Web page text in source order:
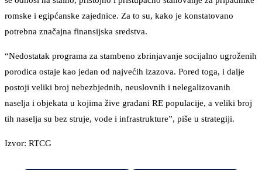
romske i egipćanske zajednice. Za to su, kako je konstatovano
potrebna značajna finansijska sredstva.
“Nedostatak programa za stambeno zbrinjavanje socijalno ugroženih
porodica ostaje kao jedan od najvećih izazova. Pored toga, i dalje
postoji veliki broj nebezbjednih, neuslovnih i nelegalizovanih
naselja i objekata u kojima žive građani RE populacije, a veliki broj
tih naselja su bez struje, vode i infrastrukture”, piše u strategiji.
Izvor: RTCG